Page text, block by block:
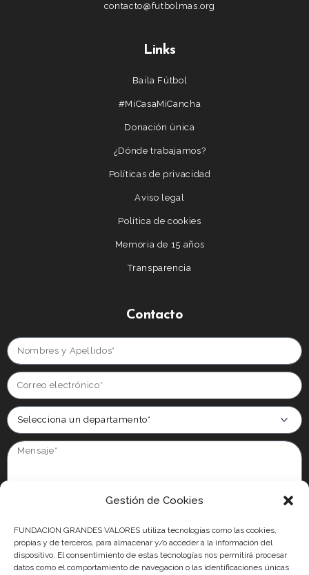
Gestión de Cookies
FUNDACION GRANDES VALORES utiliza tecnologías como las cookies,
propias y de terceros, para almacenar y/o acceder a la información del
dispositivo. El consentimiento de estas tecnologías nos permitirá procesar
datos como el comportamiento de navegación o las identificaciones únicas
contacto@futbolmas.org
Links
Baila Fútbol
#MiCasaMiCancha
Donación única
¿Dónde trabajamos?
Políticas de privacidad
Aviso legal
Política de cookies
Memoria de 15 años
Transparencia
Contacto
finalidad de gestionar y atender su solicitud. Para obtener más información
acerca del tratamiento de sus datos y ejercer sus derechos, visite nuestra
politica de privacidad.